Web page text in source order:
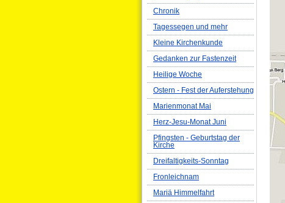
Chronik
Tagessegen und mehr
Kleine Kirchenkunde
Gedanken zur Fastenzeit
Heilige Woche
Ostern - Fest der Auferstehung
Marienmonat Mai
Herz-Jesu-Monat Juni
Pfingsten - Geburtstag der
Kirche
Dreifaltigkeits-Sonntag
Fronleichnam
Mariä Himmelfahrt